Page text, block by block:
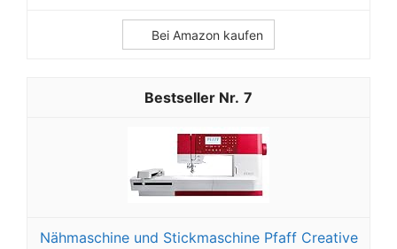
Bei Amazon kaufen
7
Nähmaschine und Stickmaschine Pfaff Creative